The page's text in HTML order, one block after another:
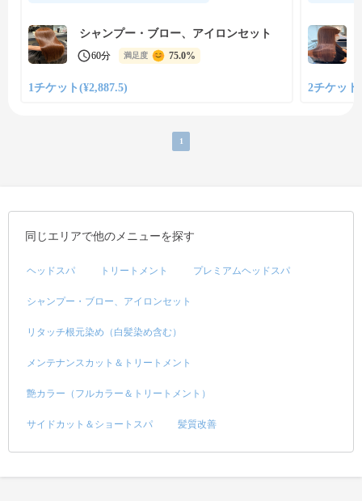
シャンプー・ブロー、アイロンセット
60分 満足度 75.0%
1チケット(¥2,887.5) 2チケット
1
同じエリアで他のメニューを探す
ヘッドスパ トリートメント プレミアムヘッドスパ
シャンプー・ブロー、アイロンセット
リタッチ根元染め（白髪染め含む）
メンテナンスカット＆トリートメント
艶カラー（フルカラー＆トリートメント）
サイドカット＆ショートスパ 髪質改善